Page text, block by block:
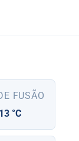
FUSÃO
°C